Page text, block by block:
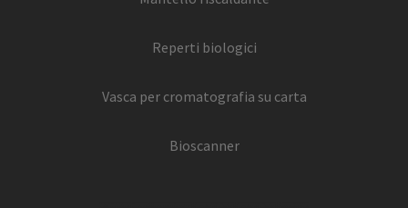
Reperti biologici
Vasca per cromatografia su carta
Bioscanner